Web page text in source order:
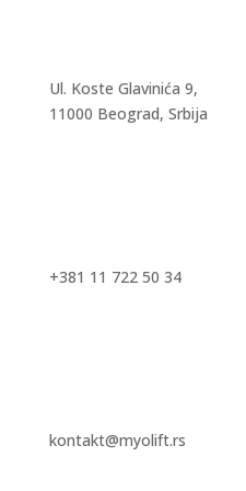
Ul. Koste Glavinića 9,
11000 Beograd, Srbija
+381 11 722 50 34
kontakt@myolift.rs